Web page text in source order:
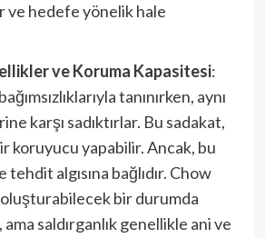
ve hedefe yönelik hale
ve Koruma Kapasitesi:
tanınırken, aynı
karşı sadıktırlar. Bu sadakat,
koruyucu yapabilir. Ancak, bu
algısına bağlıdır. Chow
bir durumda
ama saldırganlık genellikle ani ve